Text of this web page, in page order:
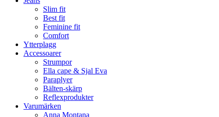
Slim fit
Best fit
Feminine fit
Comfort
Ytterplagg
Accessoarer
Strumpor
Ella cape & Sjal Eva
Paraplyer
Bälten-skärp
Reflexprodukter
Varumärken
Anna Montana